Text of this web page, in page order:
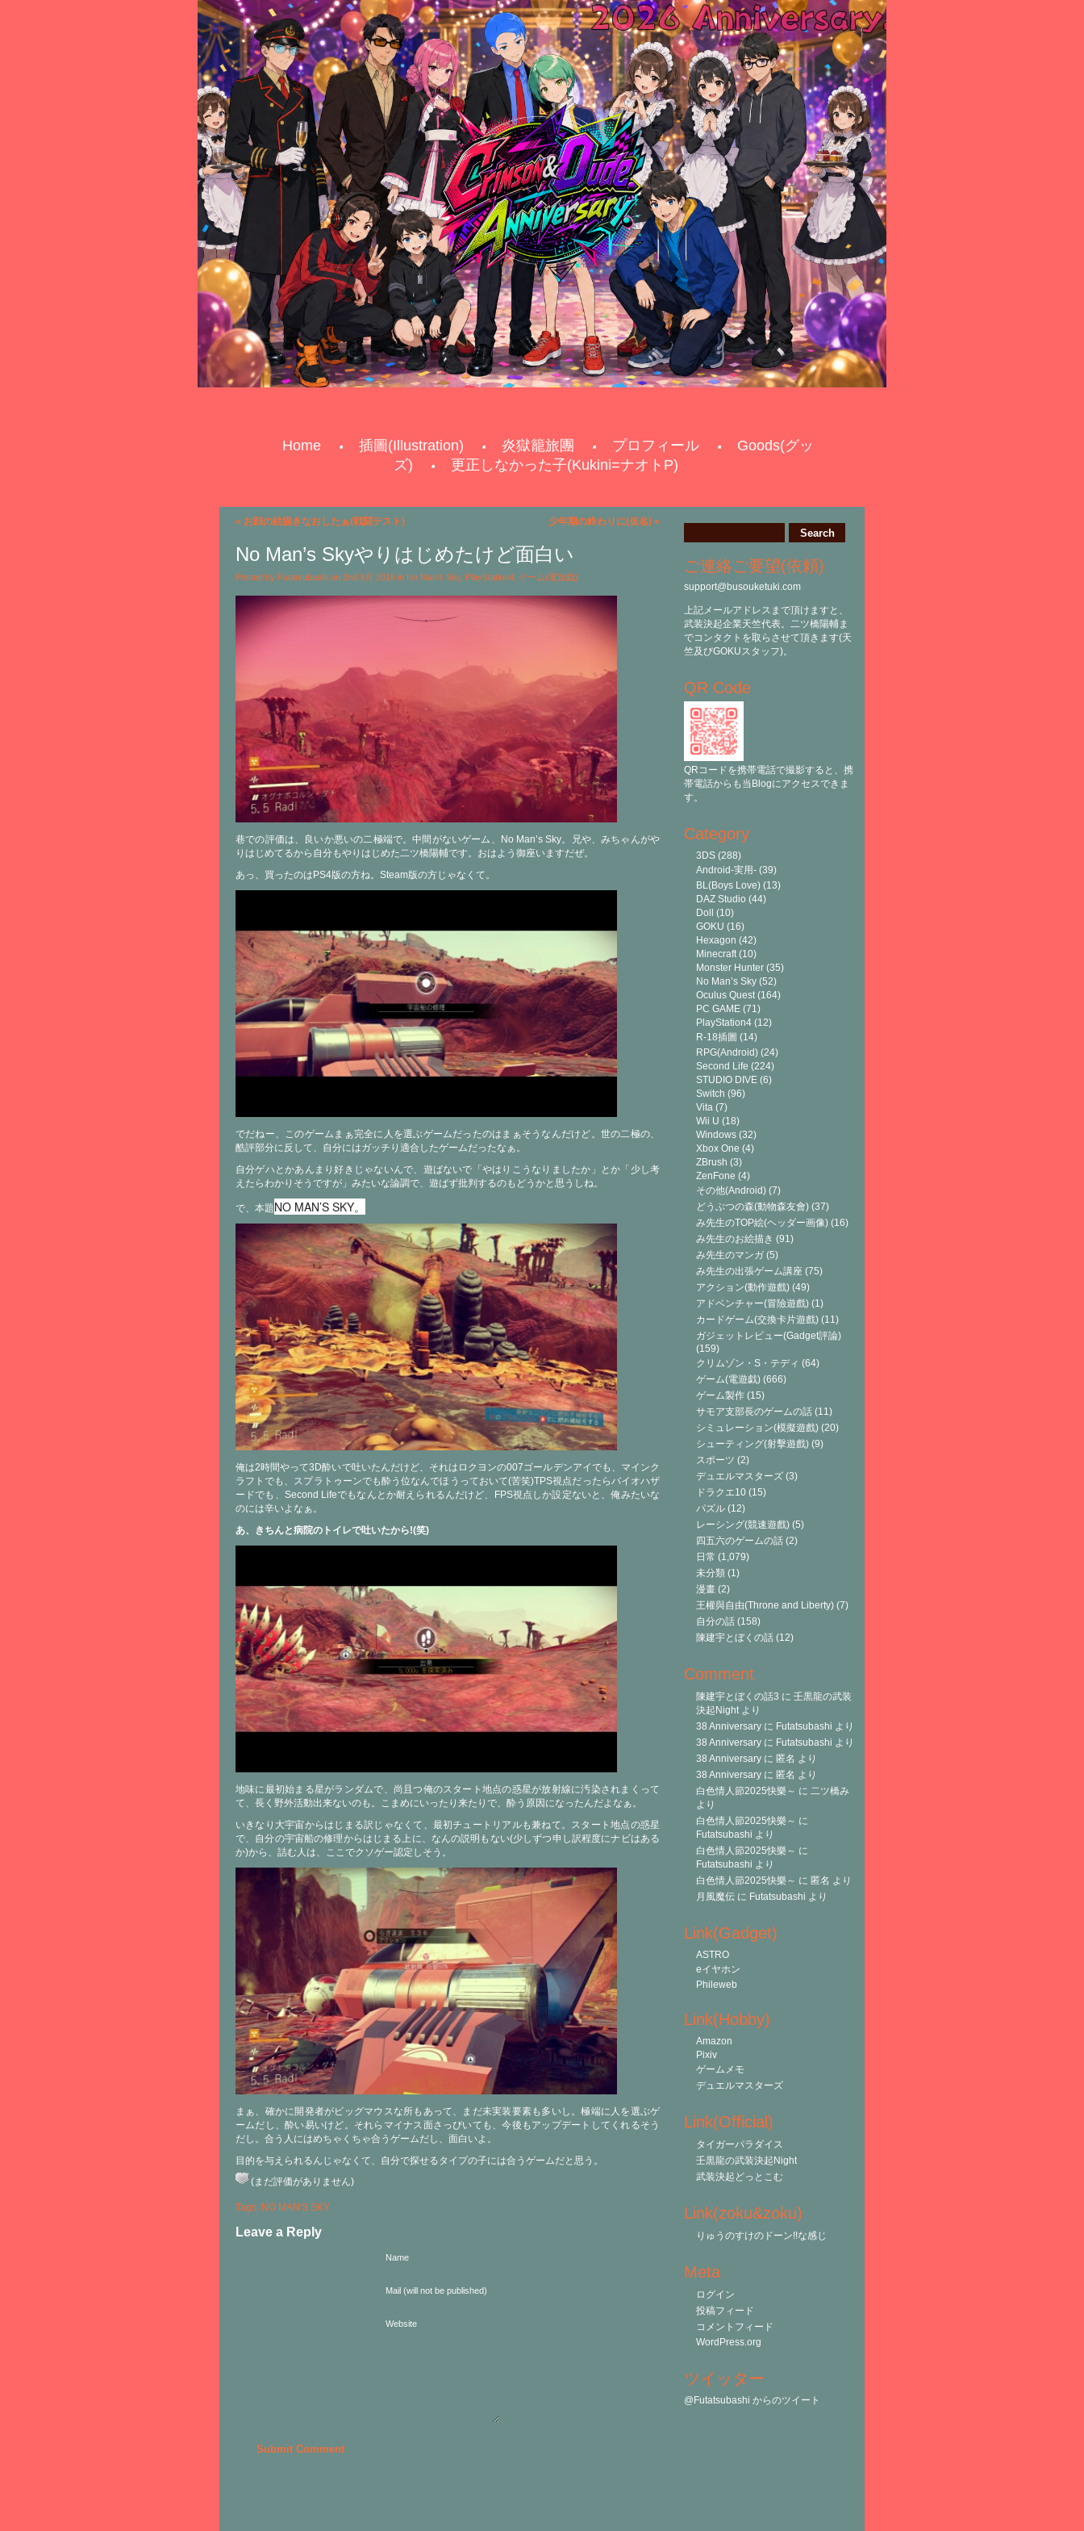
Home 插圖(Illustration) 炎獄籠旅團 プロフィール
Goods(グッ
ズ)
更正しなかった子(Kukini=ナオトP)
« お顔の絵描きなおしたぁ(戦闘テスト) 少年期の終わりに(仮名) »
No Man’s Skyやりはじめたけど面白い
Posted by Futatsubashi on 2nd 9月 2016 in No Man’s Sky, PlayStation4 ゲーム(電遊戯)
巷での評価は、良いか悪いの二極端で。中間がないゲーム、No Man’s Sky。兄や、みちゃんがや
りはじめてるから自分もやりはじめた二ツ橋陽輔です。おはよう御座いますだぜ。
あっ、買ったのはPS4版の方ね。Steam版の方じゃなくて。
でだねー、このゲームまぁ完全に人を選ぶゲームだったのはまぁそうなんだけど。世の二極の、
酷評部分に反して、自分にはガッチり適合したゲームだったなぁ。
自分ゲハとかあんまり好きじゃないんで、遊ばないで「やはりこうなりましたか」とか「少し考
えたらわかりそうですが」みたいな論調で、遊ばず批判するのもどうかと思うしね。
で、本題NO MAN’S SKY。
俺は2時間やって3D酔いで吐いたんだけど、それはロクヨンの007ゴールデンアイでも、マインク
ラフトでも、スプラトゥーンでも酔う位なんでほうっておいて(苦笑)TPS視点だったらバイオハザ
ードでも、Second Lifeでもなんとか耐えられるんだけど、FPS視点しか設定ないと、俺みたいな
のには辛いよなぁ。
あ、きちんと病院のトイレで吐いたから!(笑)
地味に最初始まる星がランダムで、尚且つ俺のスタート地点の惑星が放射線に汚染されまくって
て、長く野外活動出来ないのも。こまめにいったり来たりで、酔う原因になったんだよなぁ。
いきなり大宇宙からはじまる訳じゃなくて、最初チュートリアルも兼ねて。スタート地点の惑星
で、自分の宇宙船の修理からはじまる上に、なんの説明もない(少しずつ申し訳程度にナビはある
か)から、詰む人は、ここでクソゲー認定しそう。
まぁ、確かに開発者がビッグマウスな所もあって、まだ未実装要素も多いし。極端に人を選ぶゲ
ームだし、酔い易いけど。それらマイナス面さっぴいても、今後もアップデートしてくれるそう
だし。合う人にはめちゃくちゃ合うゲームだし、面白いよ。
目的を与えられるんじゃなくて、自分で探せるタイプの子には合うゲームだと思う。
(まだ評価がありません)
Tags: NO MAN'S SKY
Leave a Reply
Name
Mail (will not be published)
Website
ご連絡ご要望(依頼)
support@busouketuki.com
上記メールアドレスまで頂けますと、
武装決起企業天竺代表。二ツ橋陽輔ま
でコンタクトを取らさせて頂きます(天
竺及びGOKUスタッフ)。
QR Code
QRコードを携帯電話で撮影すると、携
帯電話からも当Blogにアクセスできま
す。
Category
3DS (288)
Android-実用- (39)
BL(Boys Love) (13)
DAZ Studio (44)
Doll
(10)
GOKU (16)
Hexagon (42)
Minecraft(10)
Monster Hunter (35)
No Man’s Sky (52)
Oculus Quest(164)
PC GAME (71)
PlayStation4 (12)
R-18插圖 (14)
RPG(Android) (24)
Second Life (224)
STUDIO DIVE (6)
Switch (96)
Vita (7)
Wii U (18)
Windows (32)
Xbox One (4)
ZBrush (3)
ZenFone (4)
その他(Android) (7)
どうぶつの森(動物森友會) (37)
み先生のTOP絵(ヘッダー画像) (16)
み先生のお絵描き (91)
み先生のマンガ (5)
み先生の出張ゲーム講座 (75)
アクション(動作遊戲) (49)
アドベンチャー(冒險遊戲) (1)
カードゲーム(交換卡片遊戲) (11)
ガジェットレビュー(Gadget評論)
(159)
クリムゾン・S・テディ (64)
ゲーム(電遊戯) (666)
ゲーム製作 (15)
サモア支部長のゲームの話 (11)
シミュレーション(模擬遊戲) (20)
シューティング(射擊遊戲) (9)
スポーツ (2)
デュエルマスターズ (3)
ドラクエ10 (15)
パズル (12)
レーシング(競速遊戲) (5)
四五六のゲームの話 (2)
日常 (1,079)
未分類 (1)
漫畫 (2)
王權與自由(Throne and Liberty) (7)
自分の話 (158)
陳建宇とぼくの話 (12)
Comment
陳建宇とぼくの話3 に 壬黒龍の武装
決起Nightより
38 Anniversary に Futatsubashi より
38 Anniversary に Futatsubashi より
38 Anniversary に 匿名 より
38 Anniversary に 匿名 より
白色情人節2025快樂～ に 二ツ橋み
より
白色情人節2025快樂～ に
Futatsubashi より
白色情人節2025快樂～ に
Futatsubashi より
白色情人節2025快樂～ に 匿名 より
月風魔伝 に Futatsubashi より
Link(Gadget)
ASTRO
eイヤホン
Phileweb
Link(Hobby)
Amazon
Pixiv
ゲームメモ
デュエルマスターズ
Link(Official)
タイガーパラダイス
壬黒龍の武装決起Night
武装決起どっとこむ
Link(zoku&zoku)
りゅうのすけのドーン!!な感じ
Meta
ログイン
投稿フィード
コメントフィード
WordPress.org
ツイッター
@Futatsubashi からのツイート